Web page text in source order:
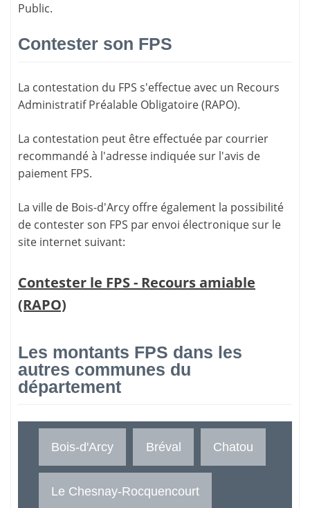
Public.
Contester son FPS
La contestation du FPS s'effectue avec un Recours
Administratif Préalable Obligatoire (RAPO).
La contestation peut être effectuée par courrier
recommandé à l'adresse indiquée sur l'avis de
paiement FPS.
La ville de Bois-d'Arcy offre également la possibilité
de contester son FPS par envoi électronique sur le
site internet suivant:
Contester le FPS - Recours amiable
(RAPO)
Les montants FPS dans les
autres communes du
département
Bois-d'Arcy Bréval Chatou
Le Chesnay-Rocquencourt